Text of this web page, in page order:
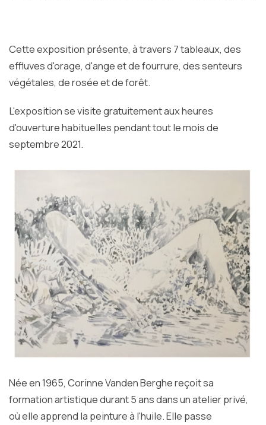
Cette exposition présente, à travers 7 tableaux, des
effluves d'orage, d'ange et de fourrure, des senteurs
végétales, de rosée et de forêt.
L'exposition se visite gratuitement aux heures
d'ouverture habituelles pendant tout le mois de
septembre 2021.
Née en 1965, Corinne Vanden Berghe reçoit sa
formation artistique durant 5 ans dans un atelier privé,
où elle apprend la peinture à l'huile. Elle passe